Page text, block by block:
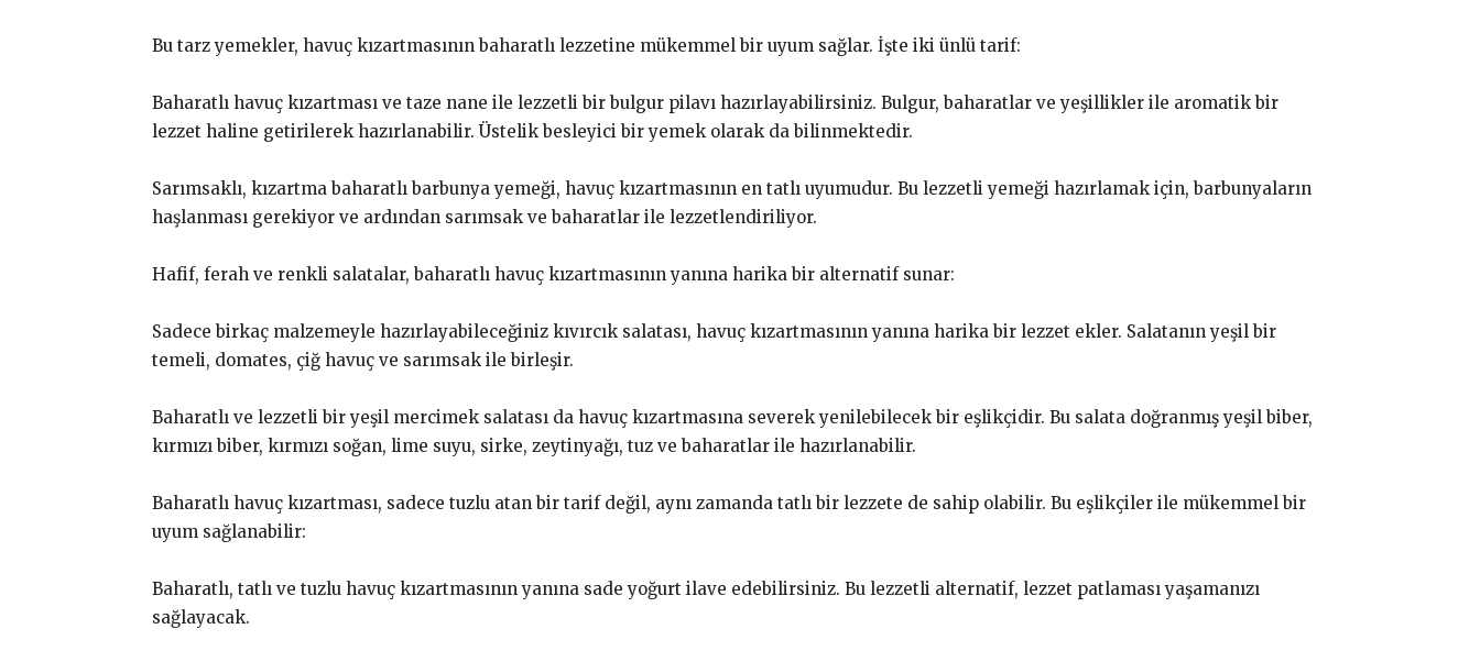
Bu tarz yemekler, havuç kızartmasının baharatlı lezzetine mükemmel bir uyum sağlar. İşte iki ünlü tarif:
Baharatlı havuç kızartması ve taze nane ile lezzetli bir bulgur pilavı hazırlayabilirsiniz. Bulgur, baharatlar ve yeşillikler ile aromatik bir
lezzet haline getirilerek hazırlanabilir. Üstelik besleyici bir yemek olarak da bilinmektedir.
Sarımsaklı, kızartma baharatlı barbunya yemeği, havuç kızartmasının en tatlı uyumudur. Bu lezzetli yemeği hazırlamak için, barbunyaların
haşlanması gerekiyor ve ardından sarımsak ve baharatlar ile lezzetlendiriliyor.
Hafif, ferah ve renkli salatalar, baharatlı havuç kızartmasının yanına harika bir alternatif sunar:
Sadece birkaç malzemeyle hazırlayabileceğiniz kıvırcık salatası, havuç kızartmasının yanına harika bir lezzet ekler. Salatanın yeşil bir
temeli, domates, çiğ havuç ve sarımsak ile birleşir.
Baharatlı ve lezzetli bir yeşil mercimek salatası da havuç kızartmasına severek yenilebilecek bir eşlikçidir. Bu salata doğranmış yeşil biber,
kırmızı biber, kırmızı soğan, lime suyu, sirke, zeytinyağı, tuz ve baharatlar ile hazırlanabilir.
Baharatlı havuç kızartması, sadece tuzlu atan bir tarif değil, aynı zamanda tatlı bir lezzete de sahip olabilir. Bu eşlikçiler ile mükemmel bir
uyum sağlanabilir:
Baharatlı, tatlı ve tuzlu havuç kızartmasının yanına sade yoğurt ilave edebilirsiniz. Bu lezzetli alternatif, lezzet patlaması yaşamanızı
sağlayacak.